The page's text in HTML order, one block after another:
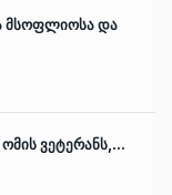
მსოფლიოსა და
ვეტერანს,…